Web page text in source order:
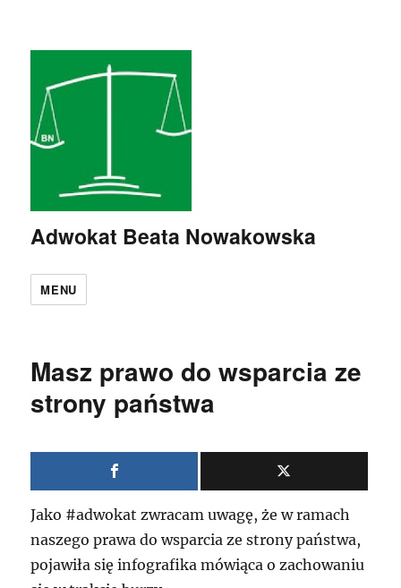
Adwokat Beata Nowakowska
MENU
Masz prawo do wsparcia ze
strony państwa
Jako #adwokat zwracam uwagę, że w ramach
naszego prawa do wsparcia ze strony państwa,
pojawiła się infografika mówiąca o zachowaniu